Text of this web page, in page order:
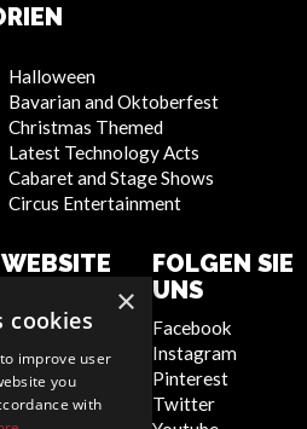
Halloween
Bavarian and Oktoberfest
Christmas Themed
Latest Technology Acts
Cabaret and Stage Shows
Circus Entertainment
WEBSITE
Cookie Policy
Artist Sign Up
Terms and
Conditions
FOLGEN SIE
UNS
Facebook
Instagram
Pinterest
Twitter
×
cookies
improve user
you
with